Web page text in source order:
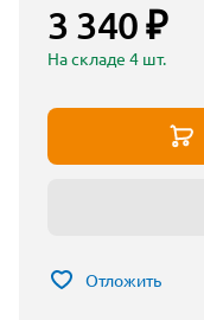
3 340 ₽
На складе 4 шт.
Отложить